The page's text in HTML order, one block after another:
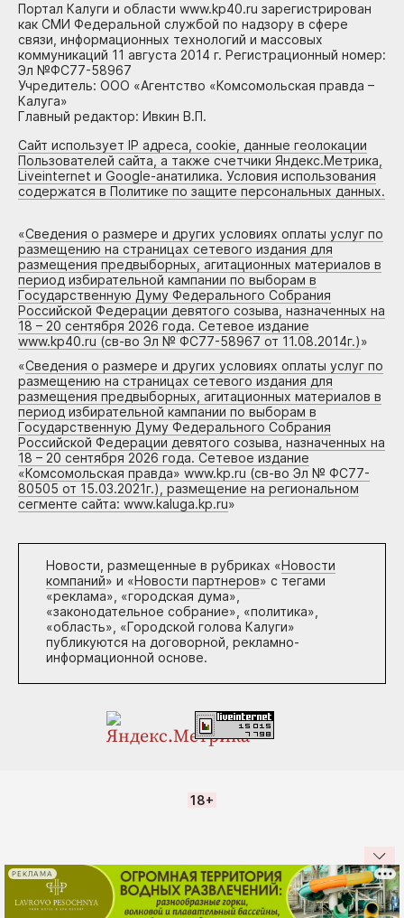
Портал Калуги и области www.kp40.ru зарегистрирован
как СМИ Федеральной службой по надзору в сфере
связи, информационных технологий и массовых
коммуникаций 11 августа 2014 г. Регистрационный номер:
Эл №ФС77-58967
Учредитель: ООО «Агентство «Комсомольская правда –
Калуга»
Главный редактор: Ивкин В.П.
Сайт использует IP адреса, cookie, данные геолокации
Пользователей сайта, а также счетчики Яндекс.Метрика,
Liveinternet и Google-анатилика. Условия использования
содержатся в Политике по защите персональных данных.
«Сведения о размере и других условиях оплаты услуг по
размещению на страницах сетевого издания для
размещения предвыборных, агитационных материалов в
период избирательной кампании по выборам в
Государственную Думу Федерального Собрания
Российской Федерации девятого созыва, назначенных на
18 – 20 сентября 2026 года. Сетевое издание
www.kp40.ru (св-во Эл № ФС77-58967 от 11.08.2014г.)»
«Сведения о размере и других условиях оплаты услуг по
размещению на страницах сетевого издания для
размещения предвыборных, агитационных материалов в
период избирательной кампании по выборам в
Государственную Думу Федерального Собрания
Российской Федерации девятого созыва, назначенных на
18 – 20 сентября 2026 года. Сетевое издание
«Комсомольская правда» www.kp.ru (св-во Эл № ФС77-
80505 от 15.03.2021г.), размещение на региональном
сегменте сайта: www.kaluga.kp.ru»
Новости, размещенные в рубриках «Новости
компаний» и «Новости партнеров» с тегами
«реклама», «городская дума»,
«законодательное собрание», «политика»,
«область», «Городской голова Калуги»
публикуются на договорной, рекламно-
информационной основе.
18+
РЕКЛАМА